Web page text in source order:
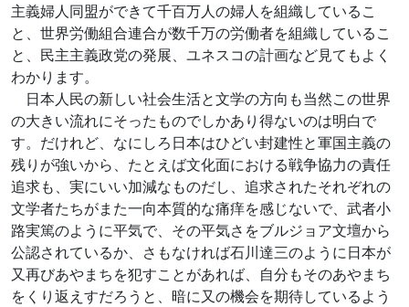
主義婦人同盟ができて千百万人の婦人を組織しているこ
と、世界労働組合連合が数千万の労働者を組織しているこ
と、民主主義政党の発展、ユネスコの計画など見てもよく
わかります。
日本人民の新しい社会生活と文学の方向も当然この世界
の大きい流れにそったものでしかあり得ないのは明白で
す。だけれど、なにしろ日本はひどい封建性と軍国主義の
残りが強いから、たとえば文化面における戦争協力の責任
追求も、実にいい加減なものだし、追求されたそれぞれの
文学者たちがまた一向本質的な痛痒を感じないで、武者小
路実篤のように平気で、その平気さをブルジョア文壇から
公認されているか、さもなければ石川達三のように日本が
又再びあやまちを犯すことがあれば、自分もそのあやまち
をくり返えすだろうと、暗に又の機会を期待しているよう